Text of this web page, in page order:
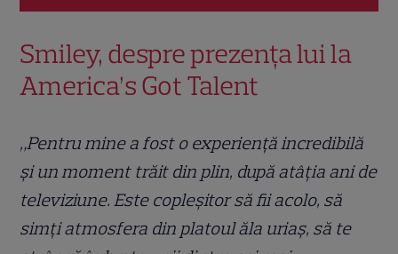
Smiley, despre prezența lui la
America’s Got Talent
„Pentru mine a fost o experiență incredibilă
și un moment trăit din plin, după atâția ani de
televiziune. Este copleșitor să fii acolo, să
simți atmosfera din platoul ăla uriaș, să te